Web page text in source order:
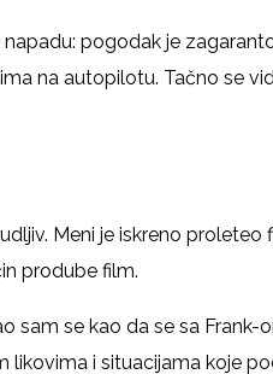
pogodak je
na autopilotu. Tačno se
Meni je iskreno proleteo
prodube film.
sam se kao da se sa Frank-
likovima i situacijama koje